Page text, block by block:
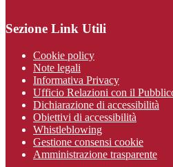
Sezione Link Utili
Cookie policy
Note legali
Informativa Privacy
Ufficio Relazioni con il
Dichiarazione di accessibilità
Obiettivi di accessibilità
Whistleblowing
Gestione consensi cookie
Amministrazione trasparente